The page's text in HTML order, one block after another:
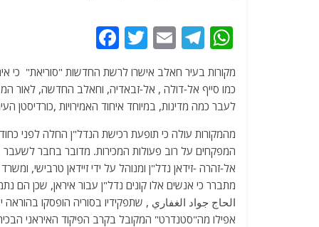
W
at
s
A
p
p
T
el
e
g
ra
m
E
ai
l
T
w
itt
er
c
e
b
o
o
k
כמו סייף אל-דולה , אל-זבאדיה, וחאלב החדשה, לאור
לעבר כמה מדינות, במיוחד איחוד האמירויות ,כורדיסטן
מהמקורות עולה כי תופעת רכישת הנדל"ן החלה לפני
המפקחים על רוב פעולות המכירות. מדובר בחבר
אל-זהרה -זידאן נדל"ן ומנוהל על ידי זיידאן טרבישי,
מתברר כי אנשים אלו קונים נדל"ן עבור איראן, שכן הם
الحاج جواد الغفاري , שתפקידיו בסוריה הופסקו
אפילו מה"סטנדרט" המקובל בקרב הפיקוד האיראני